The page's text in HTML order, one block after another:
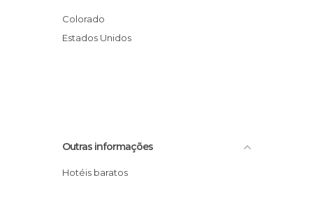
Colorado
Estados Unidos
Outras informações
Hotéis baratos